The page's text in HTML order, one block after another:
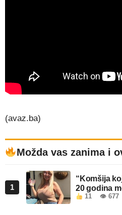
(avaz.ba)
Možda vas zanima i
1
“Komšija
20 godina
11 👁 677